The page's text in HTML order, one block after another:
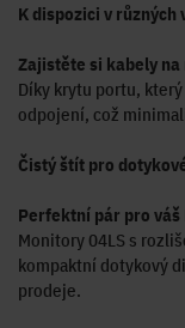
K dispozici v různých
Zajistěte si kabely na
Díky krytu portu,
odpojení, což
Čistý štít pro
Perfektní pár pro váš
Monitory 04LS s
kompaktní dotykový
prodeje.